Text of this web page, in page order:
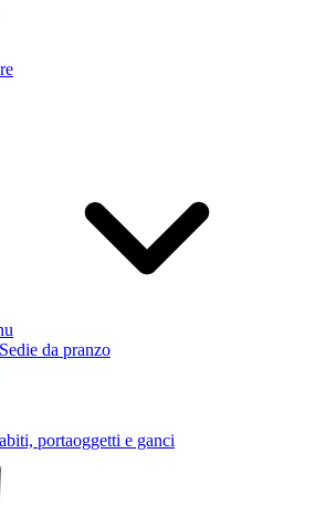
Sedie da pranzo
portaoggetti e ganci